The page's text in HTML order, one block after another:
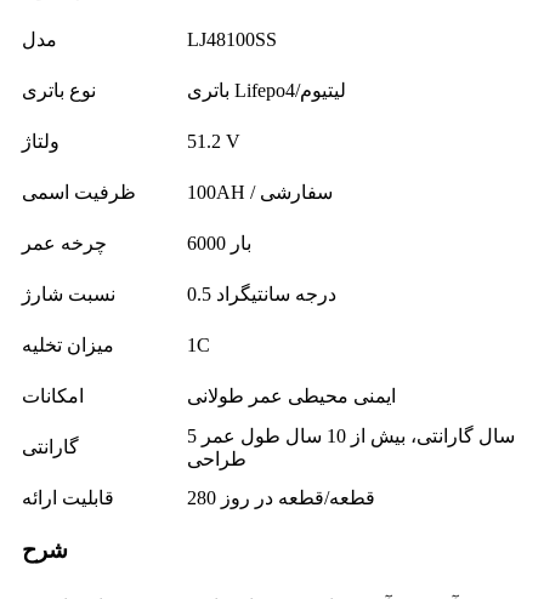
مدل LJ48100SS
نوع باتری باتری Lifepo4/لیتیوم
ولتاژ 51.2 V
ظرفیت اسمی 100AH ​​/ سفارشی
چرخه عمر 6000 بار
نسبت شارژ 0.5 درجه سانتیگراد
میزان تخلیه 1C
امکانات ایمنی محیطی عمر طولانی
گارانتی
5 سال گارانتی، بیش از 10 سال طول عمر
طراحی
قابلیت ارائه
قطعه/قطعه در روز 280
شرح